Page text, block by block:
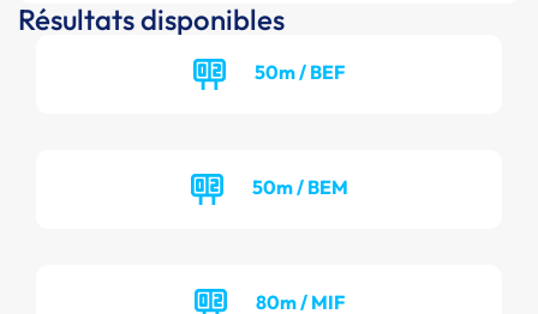
Résultats disponibles
50m / BEF
50m / BEM
80m / MIF